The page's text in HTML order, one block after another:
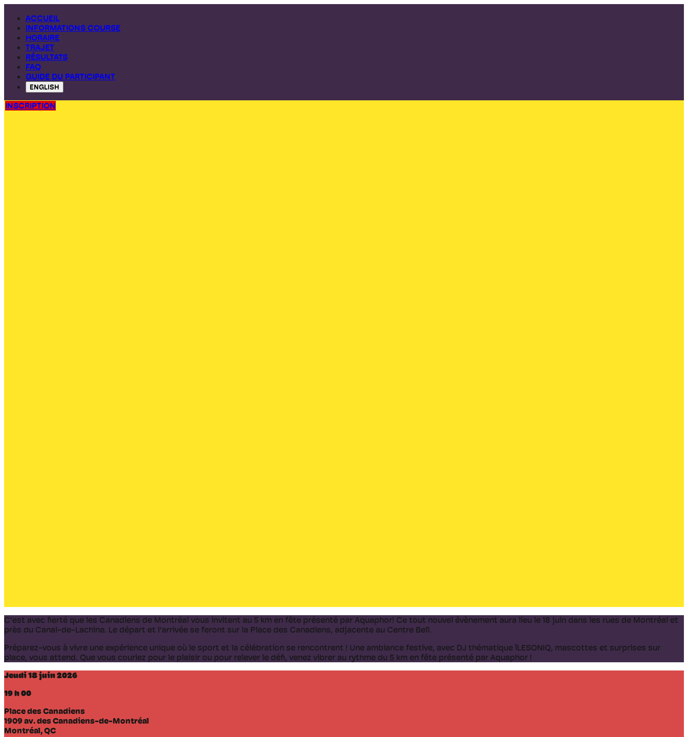
ACCUEIL
INFORMATIONS COURSE
HORAIRE
TRAJET
RÉSULTATS
FAQ
GUIDE DU PARTICIPANT
ENGLISH
INSCRIPTION
C'est avec fierté que les Canadiens de Montréal vous invitent au 5 km en fête présenté par Aquaphor! Ce tout nouvel évènement aura lieu le 18 juin dans les rues de Montréal et
près du Canal-de-Lachine. Le départ et l'arrivée se feront sur la Place des Canadiens, adjacente au Centre Bell.
Préparez-vous à vivre une expérience unique où le sport et la célébration se rencontrent ! Une ambiance festive, avec DJ thématique îLESONIQ, mascottes et surprises sur
place, vous attend. Que vous couriez pour le plaisir ou pour relever le défi, venez vibrer au rythme du 5 km en fête présenté par Aquaphor !
Jeudi 18 juin 2026
19 h 00
Place des Canadiens
1909 av. des Canadiens-de-Montréal
Montréal, QC